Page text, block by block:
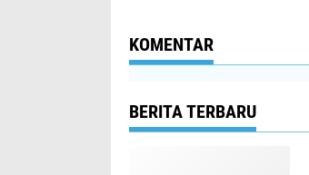
KOMENTAR
BERITA TERBARU